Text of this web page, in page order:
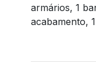
armários, 1
acabamento,